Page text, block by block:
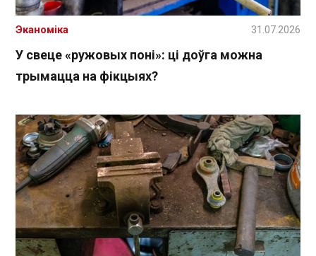
У свеце «ружовых поні»: ці доўга можна
трымацца на фікцыях?
Эканоміка 31.07.2026